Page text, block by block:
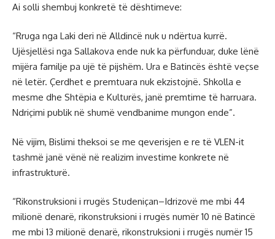
Ai solli shembuj konkretë të dështimeve:
“Rruga nga Laki deri në Alldincë nuk u ndërtua kurrë.
Ujësjellësi nga Sallakova ende nuk ka përfunduar, duke lënë
mijëra familje pa ujë të pijshëm. Ura e Batincës është veçse
në letër. Çerdhet e premtuara nuk ekzistojnë. Shkolla e
mesme dhe Shtëpia e Kulturës, janë premtime të harruara.
Ndriçimi publik në shumë vendbanime mungon ende”.
Në vijim, Bislimi theksoi se me qeverisjen e re të VLEN-it
tashmë janë vënë në realizim investime konkrete në
infrastrukturë.
“Rikonstruksioni i rrugës Studeniçan–Idrizovë me mbi 44
milionë denarë, rikonstruksioni i rrugës numër 10 në Batincë
me mbi 13 milionë denarë, rikonstruksioni i rrugës numër 15